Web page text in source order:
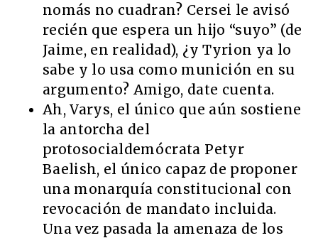
nomás no cuadran? Cersei le avisó
recién que espera un hijo “suyo” (de
Jaime, en realidad), ¿y Tyrion ya lo
sabe y lo usa como munición en su
argumento? Amigo, date cuenta.
Ah, Varys, el único que aún sostiene
la antorcha del
protosocialdemócrata Petyr
Baelish, el único capaz de proponer
una monarquía constitucional con
revocación de mandato incluida.
Una vez pasada la amenaza de los